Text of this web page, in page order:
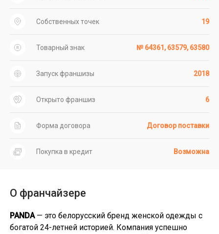
Собственных точек 19
Товарный знак № 64361, 63579, 63580
Запуск франшизы 2018
Открыто франшиз 6
Форма договора Договор поставки
Покупка в кредит Возможна
О франчайзере
PANDA— это белорусский бренд женской одежды с
богатой 24-летней историей. Компания успешно